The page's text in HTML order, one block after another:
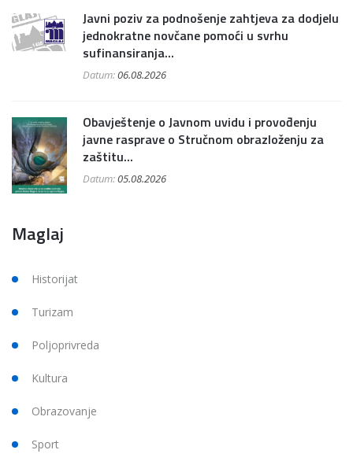
Javni poziv za podnošenje zahtjeva za dodjelu
jednokratne novčane pomoći u svrhu
sufinansiranja...
Datum:06.08.2026
Obavještenje o Javnom uvidu i provođenju
javne rasprave o Stručnom obrazloženju za
zaštitu...
Datum:05.08.2026
Maglaj
Historijat
Turizam
Poljoprivreda
Kultura
Obrazovanje
Sport